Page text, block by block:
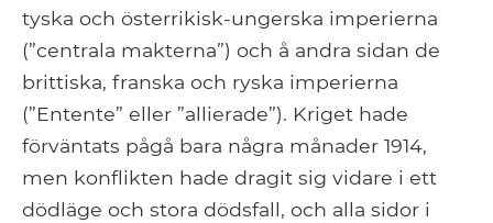
tyska och österrikisk-ungerska imperierna
(”centrala makterna”) och å andra sidan de
brittiska, franska och ryska imperierna
(”Entente” eller ”allierade”). Kriget hade
förväntats pågå bara några månader 1914,
men konflikten hade dragit sig vidare i ett
dödläge och stora dödsfall, och alla sidor i